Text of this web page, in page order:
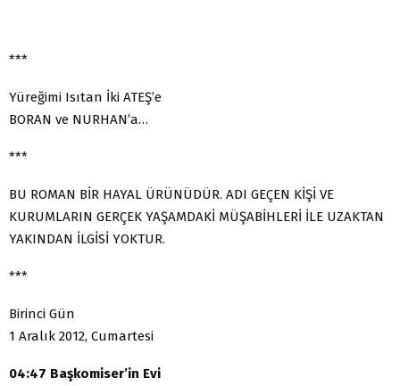
***
Yüreğimi Isıtan İki ATEŞ’e
BORAN ve NURHAN’a…
***
BU ROMAN BİR HAYAL ÜRÜNÜDÜR. ADI GEÇEN KİŞİ VE
KURUMLARIN GERÇEK YAŞAMDAKİ MÜŞABİHLERİ İLE UZAKTAN
YAKINDAN İLGİSİ YOKTUR.
***
Birinci Gün
1 Aralık 2012, Cumartesi
04:47 Başkomiser’in Evi